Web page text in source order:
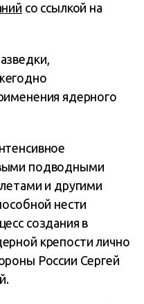
со ссылкой на
ядерного
подводными
и другими
нести
создания в
крепости лично
России Сергей